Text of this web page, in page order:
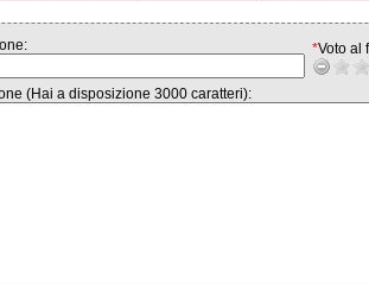
*Voto al
(Hai a disposizione 3000 caratteri):